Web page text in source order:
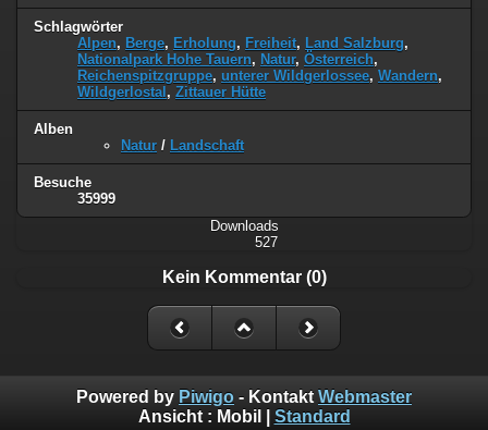
Schlagwörter
Alpen, Berge, Erholung, Freiheit, Land Salzburg,
Nationalpark Hohe Tauern, Natur, Österreich,
Reichenspitzgruppe, unterer Wildgerlossee, Wandern,
Wildgerlostal , Zittauer Hütte
Alben
Natur / Landschaft
Besuche
35999
Downloads
527
Kein Kommentar (0)
Powered by Piwigo - Kontakt Webmaster
Ansicht : Mobil Standard